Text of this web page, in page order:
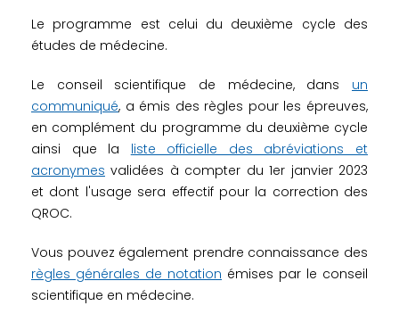
Le programme est celui du deuxième cycle des
études de médecine.
Le conseil scientifique de médecine, dans un
communiqué, a émis des règles pour les épreuves,
en complément du programme du deuxième cycle
ainsi que la liste officielle des abréviations et
acronymes validées à compter du 1er janvier 2023
et dont l'usage sera effectif pour la correction des
QROC.
Vous pouvez également prendre connaissance des
règles générales de notation émises par le conseil
scientifique en médecine.